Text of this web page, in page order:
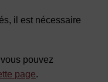
il est nécessaire
pouvez
page.